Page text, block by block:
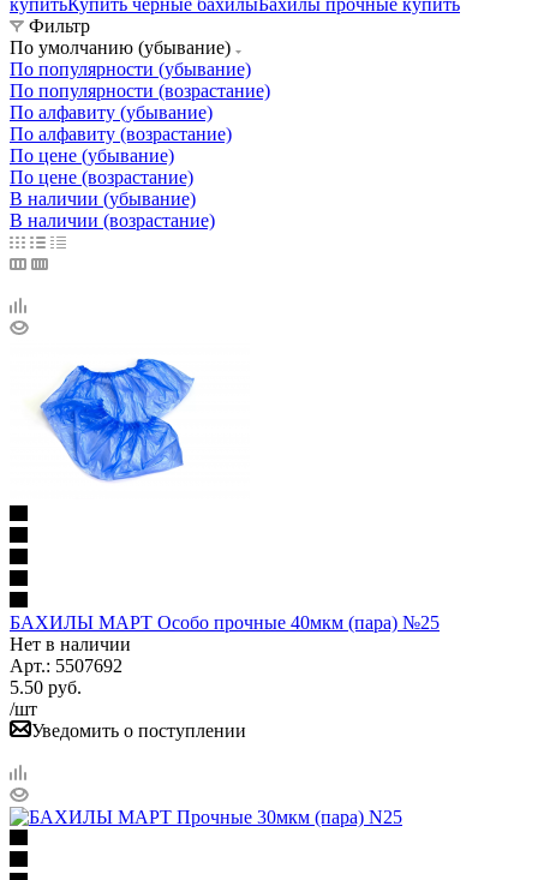
Фильтр
По умолчанию (убывание)
По популярности (убывание)
По популярности (возрастание)
По алфавиту (убывание)
По алфавиту (возрастание)
По цене (убывание)
По цене (возрастание)
В наличии (убывание)
В наличии (возрастание)
БАХИЛЫ МАРТ Особо прочные 40мкм (пара) №25
Нет в наличии
Арт.: 5507692
5.50 руб.
/шт
Уведомить о поступлении